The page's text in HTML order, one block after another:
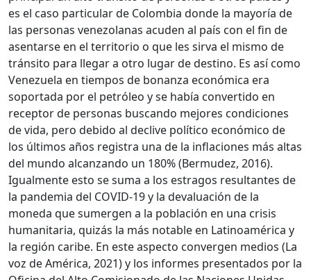
es el caso particular de Colombia donde la mayoría de
las personas venezolanas acuden al país con el fin de
asentarse en el territorio o que les sirva el mismo de
tránsito para llegar a otro lugar de destino. Es así como
Venezuela en tiempos de bonanza económica era
soportada por el petróleo y se había convertido en
receptor de personas buscando mejores condiciones
de vida, pero debido al declive político económico de
los últimos años registra una de la inflaciones más altas
del mundo alcanzando un 180% (Bermudez, 2016).
Igualmente esto se suma a los estragos resultantes de
la pandemia del COVID-19 y la devaluación de la
moneda que sumergen a la población en una crisis
humanitaria, quizás la más notable en Latinoamérica y
la región caribe. En este aspecto convergen medios (La
voz de América, 2021) y los informes presentados por la